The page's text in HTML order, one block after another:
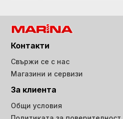
Контакти
Свържи се с нас
Магазини и сервизи
За клиента
Общи условия